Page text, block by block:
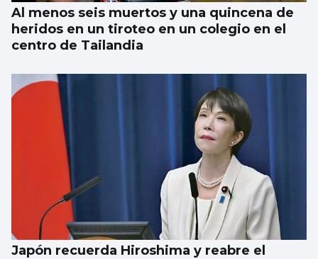
Al menos seis muertos y una quincena de
heridos en un tiroteo en un colegio en el
centro de Tailandia
Japón recuerda Hiroshima y reabre el